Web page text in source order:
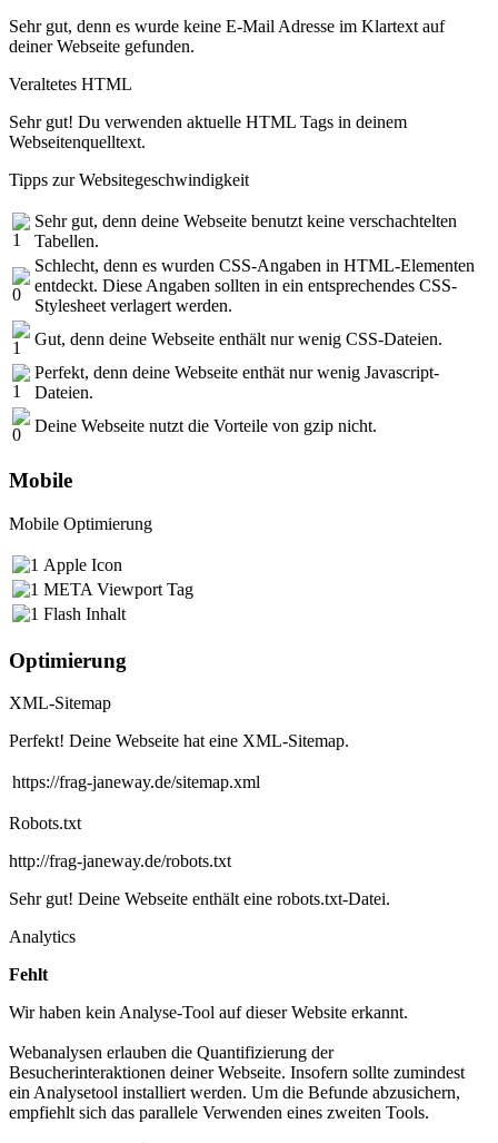
Sehr gut, denn es wurde keine E-Mail Adresse im Klartext auf
deiner Webseite gefunden.
Veraltetes HTML
Sehr gut! Du verwenden aktuelle HTML Tags in deinem
Webseitenquelltext.
Tipps zur Websitegeschwindigkeit
Sehr gut, denn deine Webseite benutzt keine verschachtelten
Tabellen.
Schlecht, denn es wurden CSS-Angaben in HTML-Elementen
entdeckt. Diese Angaben sollten in ein entsprechendes CSS-
Stylesheet verlagert werden.
Gut, denn deine Webseite enthält nur wenig CSS-Dateien.
Perfekt, denn deine Webseite enthät nur wenig Javascript-
Dateien.
Deine Webseite nutzt die Vorteile von gzip nicht.
Mobile
Mobile Optimierung
Apple Icon
META Viewport Tag
Flash Inhalt
Optimierung
XML-Sitemap
Perfekt! Deine Webseite hat eine XML-Sitemap.
https://frag-janeway.de/sitemap.xml
Robots.txt
http://frag-janeway.de/robots.txt
Sehr gut! Deine Webseite enthält eine robots.txt-Datei.
Analytics
Fehlt
Wir haben kein Analyse-Tool auf dieser Website erkannt.
Webanalysen erlauben die Quantifizierung der
Besucherinteraktionen deiner Webseite. Insofern sollte zumindest
ein Analysetool installiert werden. Um die Befunde abzusichern,
empfiehlt sich das parallele Verwenden eines zweiten Tools.